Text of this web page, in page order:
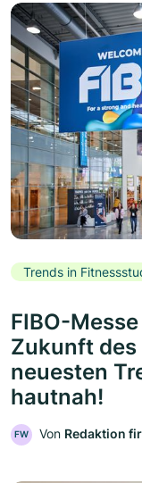
Trends in
FIBO-
Zukunft des
neuesten
hautnah!
FW Von Redaktion